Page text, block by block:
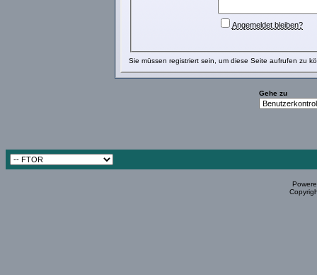
Angemeldet bleiben?
Sie müssen registriert sein, um diese Seite aufrufen zu
Gehe zu